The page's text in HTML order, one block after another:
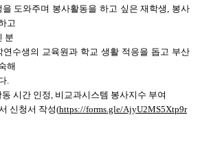
도와주며 봉사활동을 하고 싶은 재학생, 봉사
고
분
수생의 교육원과 학교 생활 적응을 돕고 부산
해
.
시간 인정, 비교과시스템 봉사지수 부여
신청서 작성(https://forms.gle/AjyU2MS5Xtp9r